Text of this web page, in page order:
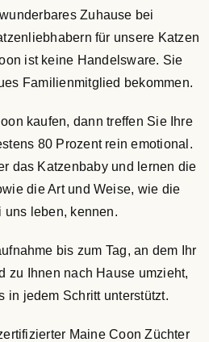
Zuhause bei
für unsere Katzen
ist keine Handelsware. Sie
Familienmitglied bekommen.
kaufen, dann treffen Sie Ihre
80 Prozent rein emotional.
das Katzenbaby und lernen die
die Art und Weise, wie die
uns leben, kennen.
bis zum Tag, an dem Ihr
zu Ihnen nach Hause umzieht,
in jedem Schritt unterstützt.
Maine Coon Züchter